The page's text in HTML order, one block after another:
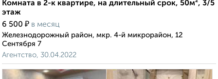
Комната в 2-к квартире, на длительный срок, 50м², 3/5
этаж
6 500 ₽ в месяц
Железнодорожный район, мкр. 4-й микрорайон, 12
Сентября 7
Агентство, 30.04.2022